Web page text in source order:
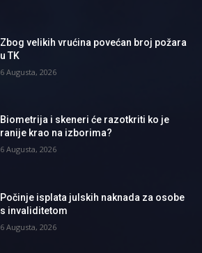
Zbog velikih vrućina povećan broj požara
u TK
6 Augusta, 2026
Biometrija i skeneri će razotkriti ko je
ranije krao na izborima?
6 Augusta, 2026
Počinje isplata julskih naknada za osobe
s invaliditetom
6 Augusta, 2026